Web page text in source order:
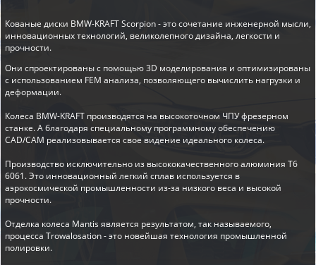
Кованые диски BMW-KRAFT Scorpion - это сочетание инженерной мысли,
инновационных технологий, великолепного дизайна, легкости и
прочности.
Они спроектированы с помощью 3D моделирования и оптимизированы
с использованием FEM анализа, позволяющего вычислить нагрузки и
деформации.
Колеса BMW-KRAFT производятся на высокоточном ЧПУ фрезерном
станке. А благодаря специальному программному обеспечению
CAD/CAM реализовывается свое видение идеального колеса.
Производство исключительно из высококачественного алюминия T6
6061. Это инновационный легкий сплав используется в
аэрокосмической промышленности из-за низкого веса и высокой
прочности.
Отделка колеса Mantis является результатом, так называемого,
процесса Trowalosation - это новейшая технология промышленной
полировки.